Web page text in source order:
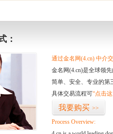
：
通过金名网(4.cn) 中介
金名网(4.cn)是全球领
简单、安全、专业的第
具体交易流程可“点击
我要购买 >>
Process Overview: